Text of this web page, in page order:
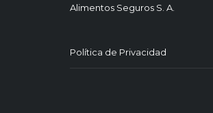
Alimentos Seguros S. A.
Política de Privacidad